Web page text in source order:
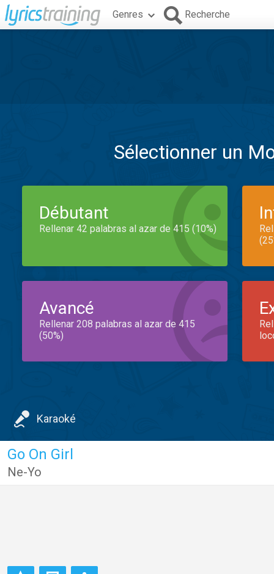
Genres Recherche
Sélectionner un
Débutant
Rellenar 42 palabras al azar de 415 (10%)
Avancé
Rellenar 208 palabras al azar de 415
(50%)
Karaoké
Go On Girl
Ne-Yo